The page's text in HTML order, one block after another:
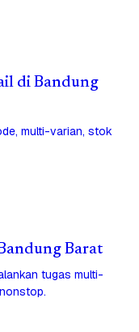
di Bandung
multi-varian, stok
Barat
tugas multi-